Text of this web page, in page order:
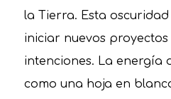
la Tierra. Esta
iniciar nuevos
intenciones. La energía
como una hoja en